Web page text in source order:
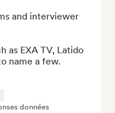
and interviewer
as EXA TV, Latido
name a few.
données